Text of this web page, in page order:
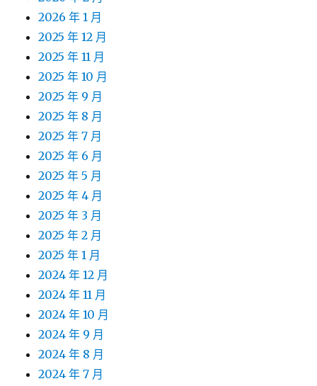
2026 年 1 月
2025 年 12 月
2025 年 11 月
2025 年 10 月
2025 年 9 月
2025 年 8 月
2025 年 7 月
2025 年 6 月
2025 年 5 月
2025 年 4 月
2025 年 3 月
2025 年 2 月
2025 年 1 月
2024 年 12 月
2024 年 11 月
2024 年 10 月
2024 年 9 月
2024 年 8 月
2024 年 7 月